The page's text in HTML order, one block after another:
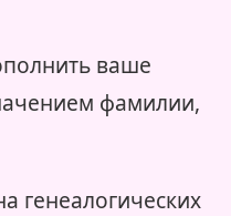
ваше
фамилии,
генеалогических